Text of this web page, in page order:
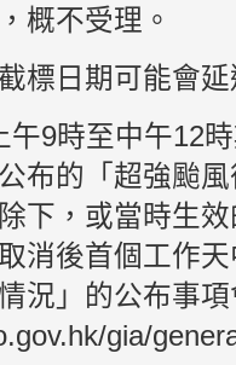
概不受理。
標日期可能會
午9時至中午12
布的「超強颱
下，或當時生
消後首個工作
況」的公布事
gia/